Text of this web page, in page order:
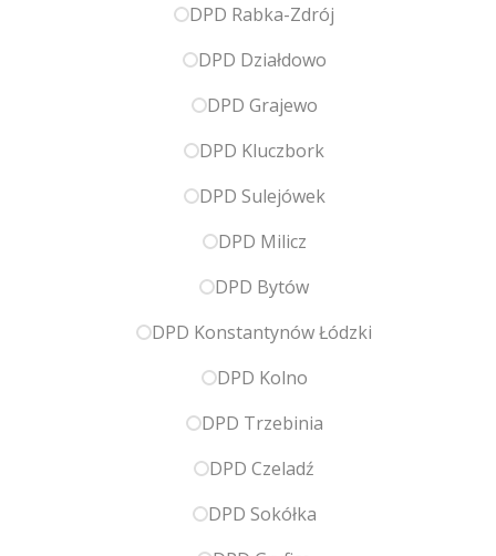
DPD Rabka-Zdrój
DPD Działdowo
DPD Grajewo
DPD Kluczbork
DPD Sulejówek
DPD Milicz
DPD Bytów
DPD Konstantynów Łódzki
DPD Kolno
DPD Trzebinia
DPD Czeladź
DPD Sokółka